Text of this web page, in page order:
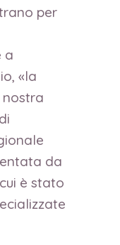
per
a
«la
nostra
da
è stato